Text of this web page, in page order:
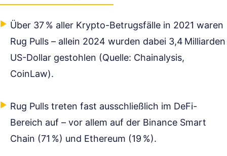
Über 37 % aller Krypto-Betrugsfälle in 2021 waren
Rug Pulls – allein 2024 wurden dabei 3,4 Milliarden
US-Dollar gestohlen (Quelle: Chainalysis,
CoinLaw).
Rug Pulls treten fast ausschließlich im DeFi-
Bereich auf – vor allem auf der Binance Smart
Chain (71 %) und Ethereum (19 %).